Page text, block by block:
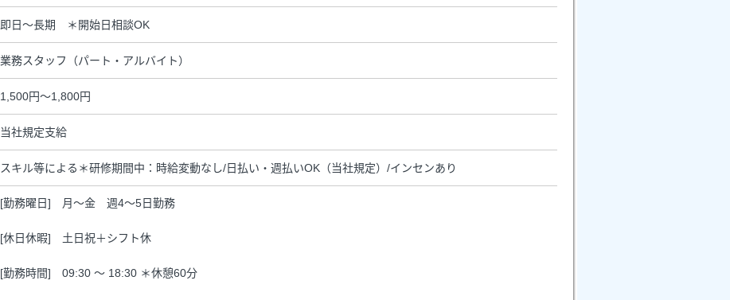
即日～長期 ＊開始日相談OK
業務スタッフ（パート・アルバイト）
1,500円～1,800円
当社規定支給
スキル等による＊研修期間中：時給変動なし/日払い・週払いOK（当社規定）/インセンあり
[勤務曜日] 月～金 週4～5日勤務
[休日休暇] 土日祝＋シフト休
[勤務時間] 09:30 ～ 18:30 ＊休憩60分